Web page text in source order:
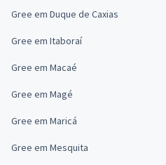
Gree em Duque de Caxias
Gree em Itaboraí
Gree em Macaé
Gree em Magé
Gree em Maricá
Gree em Mesquita